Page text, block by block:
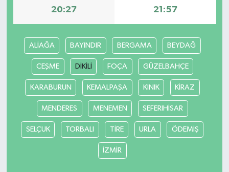
20:27 21:57
ALİAĞA BAYINDIR BERGAMA BEYDAĞ
CEŞME DİKİLİ FOÇA GÜZELBAHÇE
KARABURUN KEMALPAŞA KINIK KİRAZ
MENDERES MENEMEN SEFERIHİSAR
SELÇUK TORBALI TİRE URLA ÖDEMİŞ
İZMİR